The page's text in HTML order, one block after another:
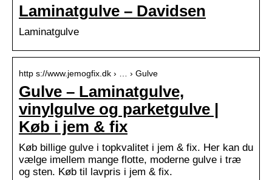
Laminatgulve – Davidsen
Laminatgulve
http s://www.jemogfix.dk › … › Gulve
Gulve – Laminatgulve,
vinylgulve og parketgulve |
Køb i jem & fix
Køb billige gulve i topkvalitet i jem & fix. Her kan du
vælge imellem mange flotte, moderne gulve i træ
og sten. Køb til lavpris i jem & fix.